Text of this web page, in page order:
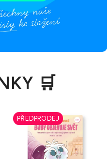
🛒
PŘEDPRODEJ